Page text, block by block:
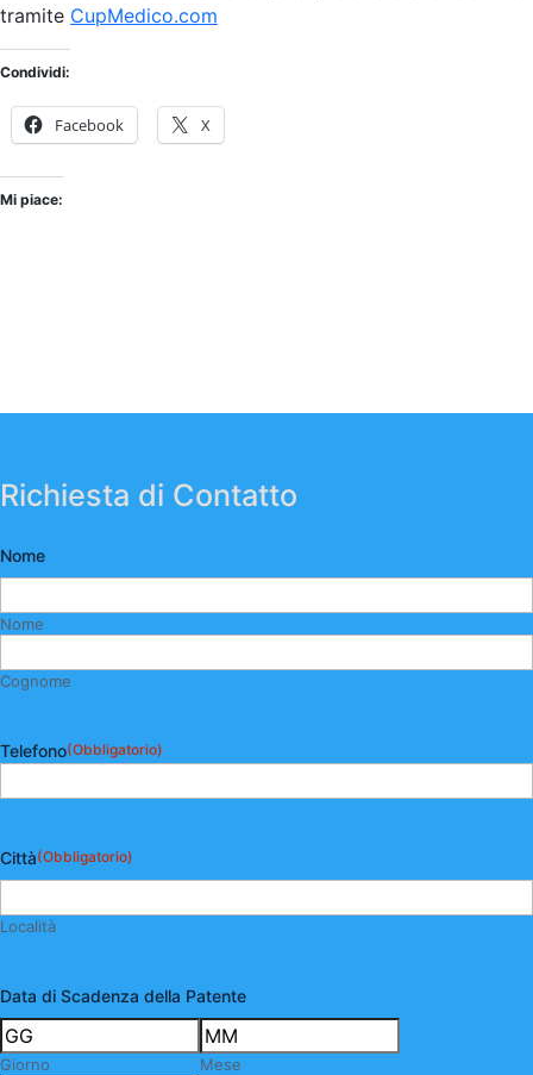
tramite CupMedico.com
Condividi:
Facebook X
Mi piace:
Richiesta di Contatto
Nome
Nome
Cognome
Telefono(Obbligatorio)
Città(Obbligatorio)
Località
Data di Scadenza della Patente
Giorno Mese